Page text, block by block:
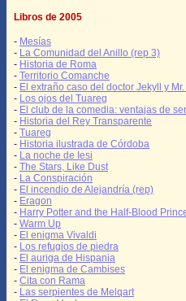
Libros de 2005
- Mesías
- La Comunidad del Anillo (rep 3)
- Historia de Roma
- Territorio Comanche
- El extraño caso del doctor Jekyll y
- Los ojos del Tuareg
- El club de la comedia: ventajas de
- Historia del Rey Transparente
- Tuareg
- Historia ilustrada de Córdoba
- La noche de Iesi
- The Stars, Like Dust
- La Conspiración
- El incendio de Alejandría (rep)
- Eragon
- Harry Potter and the Half-Blood
- Warm Up
- El enigma Vivaldi
- Los refugios de piedra
- El auriga de Hispania
- El enigma de Cambises
- Cita con Rama
- Las serpientes de Melqart